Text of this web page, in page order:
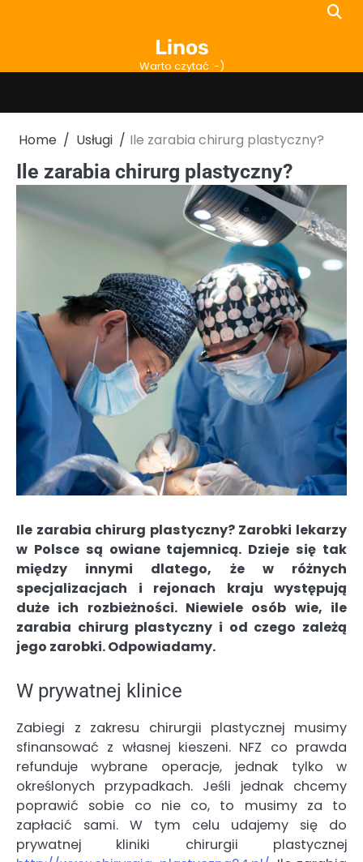
Linos
Warto czytać :-)
Home Usługi Ile zarabia chirurg plastyczny?
Ile zarabia chirurg plastyczny?
Ile zarabia chirurg plastyczny? Zarobki lekarzy
w Polsce są owiane tajemnicą. Dzieje się tak
między innymi dlatego, że w różnych
specjalizacjach i rejonach kraju występują
duże ich rozbieżności. Niewiele osób wie, ile
zarabia chirurg plastyczny i od czego zależą
jego zarobki. Odpowiadamy.
W prywatnej klinice
Zabiegi z zakresu chirurgii plastycznej musimy
sfinansować z własnej kieszeni. NFZ co prawda
refunduje wybrane operacje, jednak tylko w
określonych przypadkach. Jeśli jednak chcemy
poprawić sobie co nie co, to musimy za to
zapłacić sami. W tym celu udajemy się do
prywatnej kliniki chirurgii plastycznej